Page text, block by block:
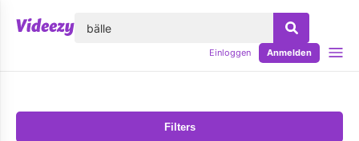
Einloggen Anmelden
Filters